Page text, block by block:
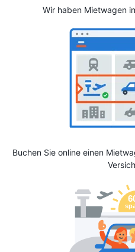
Wir haben Mietwagen
Buchen Sie online einen